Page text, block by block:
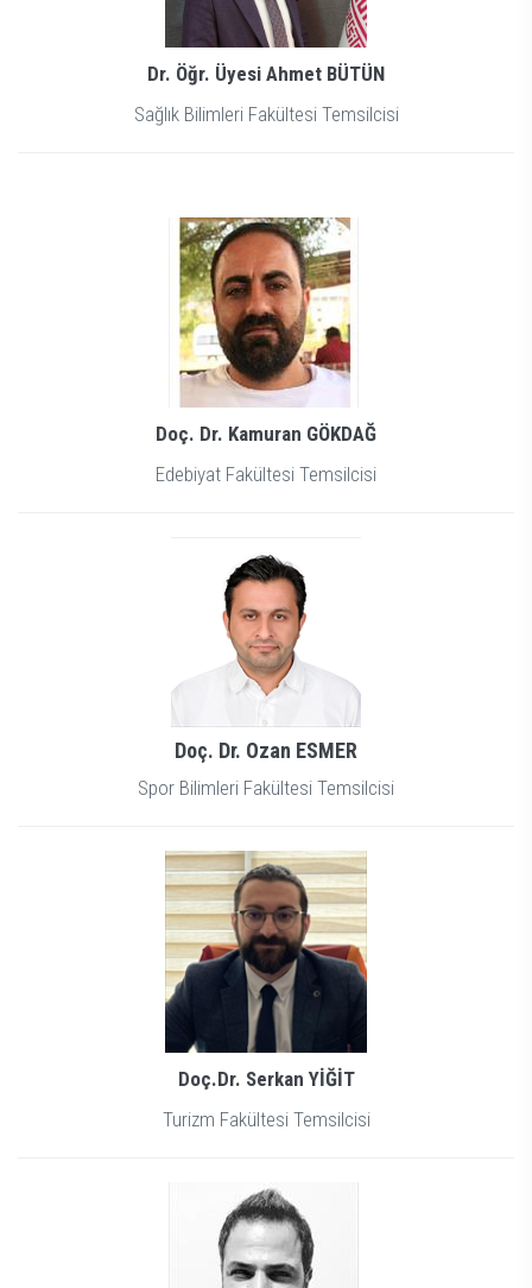
Dr. Öğr. Üyesi Ahmet BÜTÜN
Sağlık Bilimleri Fakültesi Temsilcisi
Doç. Dr. Kamuran GÖKDAĞ
Edebiyat Fakültesi Temsilcisi
Doç. Dr. Ozan ESMER
Spor Bilimleri Fakültesi Temsilcisi
Doç.Dr. Serkan YİĞİT
Turizm Fakültesi Temsilcisi